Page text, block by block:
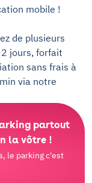
mobile !
de plusieurs
jours, forfait
sans frais à
via notre
partout
la vôtre !
le parking c'est